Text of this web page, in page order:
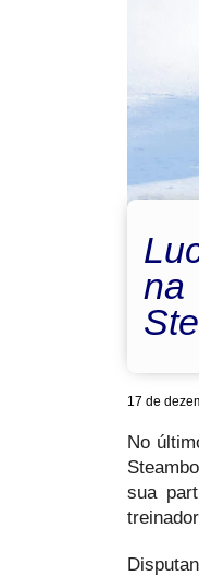
na
17 de
No
sua